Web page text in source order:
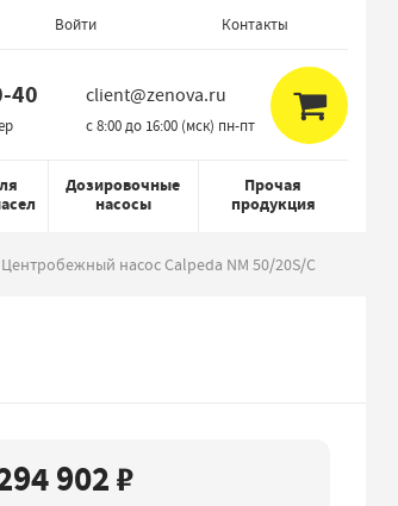
Войти Контакты
40 client@zenova.ru
c 8:00 до 16:00 (мск) пн-пт
Дозировочные
насосы
Прочая
продукция
Центробежный насос Calpeda NM 50/20S/C
902 ₽